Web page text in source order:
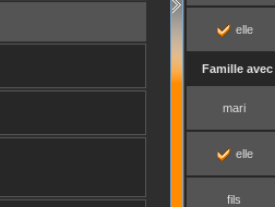
elle
Famille avec
mari
elle
fils